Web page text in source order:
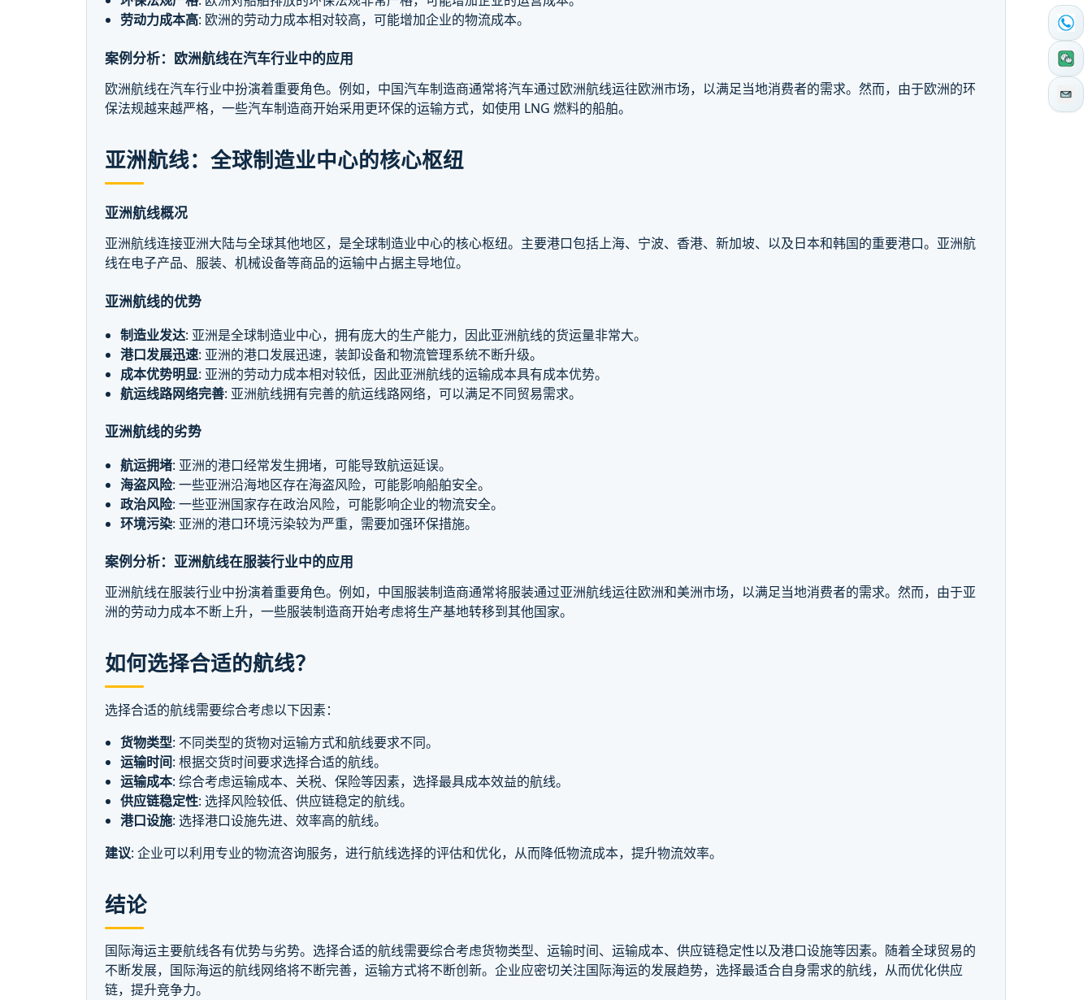
劳动力成本高: 欧洲的劳动力成本相对较高，可能增加企业的物流成本。
案例分析：欧洲航线在汽车行业中的应用
欧洲航线在汽车行业中扮演着重要角色。例如，中国汽车制造商通常将汽车通过欧洲航线运往欧洲市场，以满足当地消费者的需求。然而，由于欧洲的环
保法规越来越严格，一些汽车制造商开始采用更环保的运输方式，如使用 LNG 燃料的船舶。
亚洲航线：全球制造业中心的核心枢纽
亚洲航线概况
亚洲航线连接亚洲大陆与全球其他地区，是全球制造业中心的核心枢纽。主要港口包括上海、宁波、香港、新加坡、以及日本和韩国的重要港口。亚洲航
线在电子产品、服装、机械设备等商品的运输中占据主导地位。
亚洲航线的优势
制造业发达: 亚洲是全球制造业中心，拥有庞大的生产能力，因此亚洲航线的货运量非常大。
港口发展迅速: 亚洲的港口发展迅速，装卸设备和物流管理系统不断升级。
成本优势明显: 亚洲的劳动力成本相对较低，因此亚洲航线的运输成本具有成本优势。
航运线路网络完善: 亚洲航线拥有完善的航运线路网络，可以满足不同贸易需求。
亚洲航线的劣势
航运拥堵: 亚洲的港口经常发生拥堵，可能导致航运延误。
海盗风险: 一些亚洲沿海地区存在海盗风险，可能影响船舶安全。
政治风险: 一些亚洲国家存在政治风险，可能影响企业的物流安全。
环境污染: 亚洲的港口环境污染较为严重，需要加强环保措施。
案例分析：亚洲航线在服装行业中的应用
亚洲航线在服装行业中扮演着重要角色。例如，中国服装制造商通常将服装通过亚洲航线运往欧洲和美洲市场，以满足当地消费者的需求。然而，由于亚
洲的劳动力成本不断上升，一些服装制造商开始考虑将生产基地转移到其他国家。
如何选择合适的航线？
选择合适的航线需要综合考虑以下因素：
货物类型: 不同类型的货物对运输方式和航线要求不同。
运输时间: 根据交货时间要求选择合适的航线。
运输成本: 综合考虑运输成本、关税、保险等因素，选择最具成本效益的航线。
供应链稳定性: 选择风险较低、供应链稳定的航线。
港口设施: 选择港口设施先进、效率高的航线。
建议: 企业可以利用专业的物流咨询服务，进行航线选择的评估和优化，从而降低物流成本，提升物流效率。
结论
国际海运主要航线各有优势与劣势。选择合适的航线需要综合考虑货物类型、运输时间、运输成本、供应链稳定性以及港口设施等因素。随着全球贸易的
不断发展，国际海运的航线网络将不断完善，运输方式将不断创新。企业应密切关注国际海运的发展趋势，选择最适合自身需求的航线，从而优化供应
链，提升竞争力。